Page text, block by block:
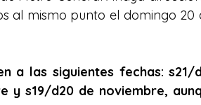
al mismo punto el domingo 20
a las siguientes fechas: s21/
y s19/d20 de noviembre,